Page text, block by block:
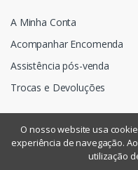
A Minha Conta
Acompanhar Encomenda
Assistência pós-venda
Trocas e Devoluções
©Assismática- Todos os
O nosso website usa
experiência de navegação.
utilização